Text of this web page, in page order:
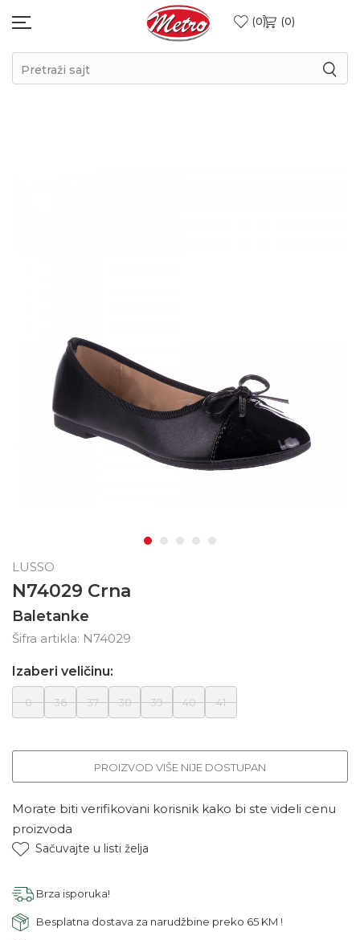
0 0
Pretraži sajt
LUSSO
N74029 Crna
Baletanke
Šifra artikla: N74029
Izaberi veličinu:
0 36 37 38 39 40 41
PROIZVOD VIŠE NIJE DOSTUPAN
Morate biti verifikovani korisnik kako bi ste videli cenu
proizvoda
Sačuvajte u listi želja
Brza isporuka!
Besplatna dostava za narudžbine preko 65 KM !